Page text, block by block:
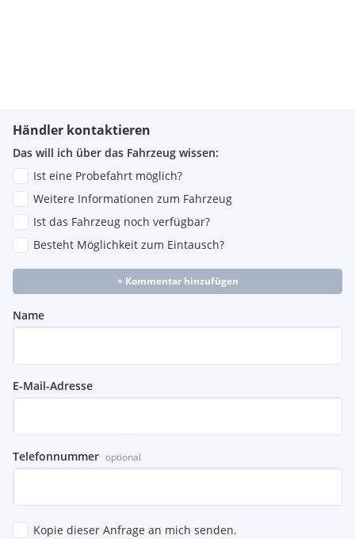
Händler kontaktieren
Das will ich über das Fahrzeug wissen:
Ist eine Probefahrt möglich?
Weitere Informationen zum Fahrzeug
Ist das Fahrzeug noch verfügbar?
Besteht Möglichkeit zum Eintausch?
+ Kommentar hinzufügen
Name
E-Mail-Adresse
Telefonnummer optional
Kopie dieser Anfrage an mich senden.